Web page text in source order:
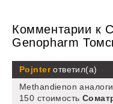
Комментарии к
Genopharm
Pojnterответил(а)
Methandienon
150 стоимость